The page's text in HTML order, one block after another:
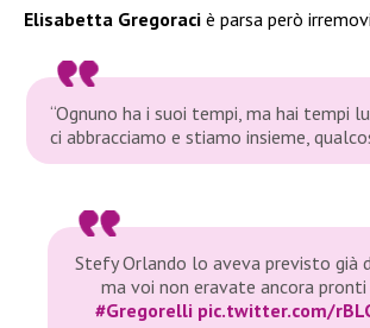
Elisabetta Gregoraci è parsa però
“Ognuno ha i suoi tempi, ma hai tempi
ci abbracciamo e stiamo insieme,
Stefy Orlando lo aveva previsto già
ma voi non eravate ancora pronti
#Gregorelli pic.twitter.com/